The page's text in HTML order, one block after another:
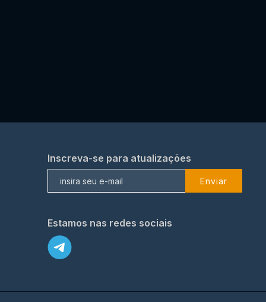
Inscreva-se para atualizações
Enviar
Estamos nas redes sociais